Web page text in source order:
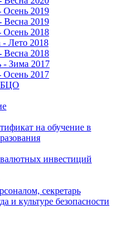
2019
2019
2018
Лето 2018
2018
Зима 2017
2017
БЦО
на обучение в
инвестиций
секретарь
и культуре безопасности